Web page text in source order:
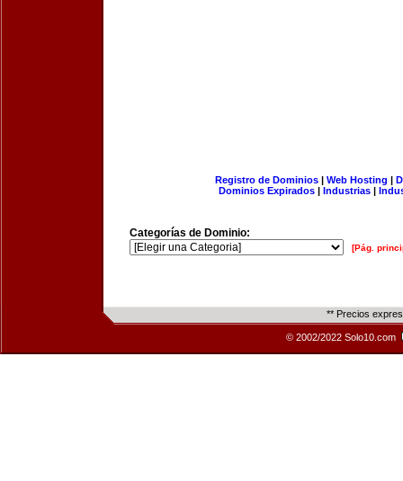
Registro de Dominios| Web Hosting |
Dominios Expirados | Industrias |
Categorías de Dominio:
[Pág.
** Precios
© 2002/2022 Solo10.com